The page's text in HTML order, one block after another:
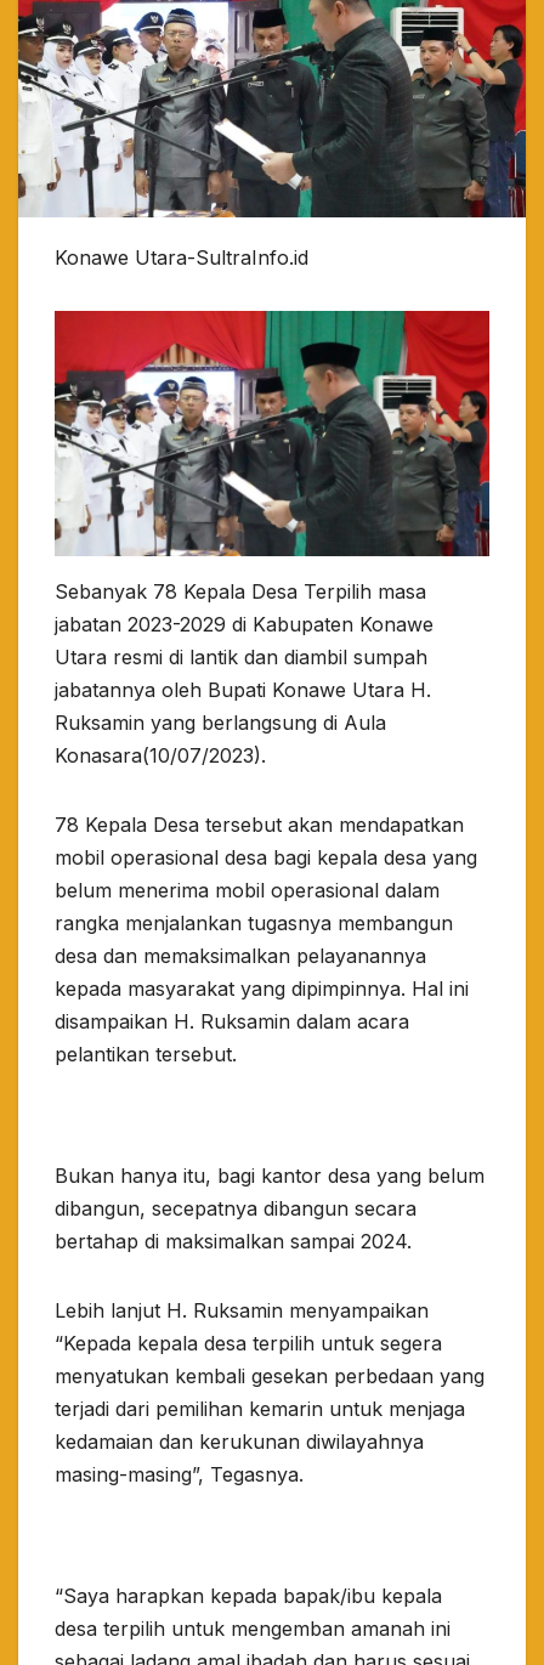
Konawe Utara-SultraInfo.id
Sebanyak 78 Kepala Desa Terpilih masa
jabatan 2023-2029 di Kabupaten Konawe
Utara resmi di lantik dan diambil sumpah
jabatannya oleh Bupati Konawe Utara H.
Ruksamin yang berlangsung di Aula
Konasara(10/07/2023).
78 Kepala Desa tersebut akan mendapatkan
mobil operasional desa bagi kepala desa yang
belum menerima mobil operasional dalam
rangka menjalankan tugasnya membangun
desa dan memaksimalkan pelayanannya
kepada masyarakat yang dipimpinnya. Hal ini
disampaikan H. Ruksamin dalam acara
pelantikan tersebut.
Bukan hanya itu, bagi kantor desa yang belum
dibangun, secepatnya dibangun secara
bertahap di maksimalkan sampai 2024.
Lebih lanjut H. Ruksamin menyampaikan
“Kepada kepala desa terpilih untuk segera
menyatukan kembali gesekan perbedaan yang
terjadi dari pemilihan kemarin untuk menjaga
kedamaian dan kerukunan diwilayahnya
masing-masing”, Tegasnya.
“Saya harapkan kepada bapak/ibu kepala
desa terpilih untuk mengemban amanah ini